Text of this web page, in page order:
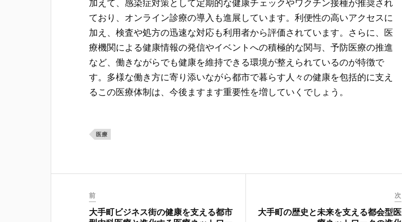
加えて、感染症対策として定期的な健康チェックやワクチン接種が推奨され
ており、オンライン診療の導入も進展しています。利便性の高いアクセスに
加え、検査や処方の迅速な対応も利用者から評価されています。さらに、医
療機関による健康情報の発信やイベントへの積極的な関与、予防医療の推進
など、働きながらでも健康を維持できる環境が整えられているのが特徴で
す。多様な働き方に寄り添いながら都市で暮らす人々の健康を包括的に支え
るこの医療体制は、今後ますます重要性を増していくでしょう。
医療
前
大手町ビジネス街の健康を支える都市
次
大手町の歴史と未来を支える都会型医